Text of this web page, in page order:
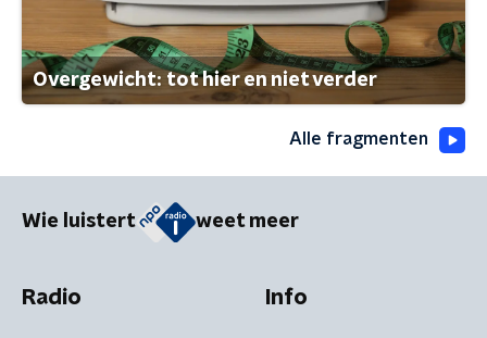
Overgewicht: tot hier en niet verder
Alle fragmenten
Wie luistert weet meer
Radio Info